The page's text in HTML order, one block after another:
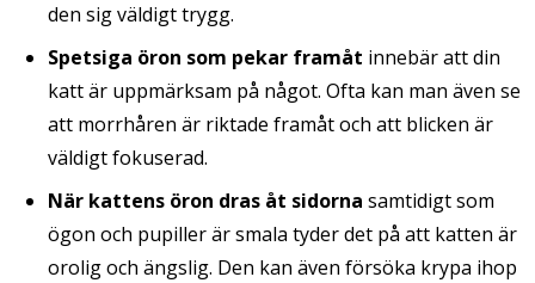
den sig väldigt trygg.
Spetsiga öron som pekar framåt innebär att din
katt är uppmärksam på något. Ofta kan man även se
att morrhåren är riktade framåt och att blicken är
väldigt fokuserad.
När kattens öron dras åt sidorna samtidigt som
ögon och pupiller är smala tyder det på att katten är
orolig och ängslig. Den kan även försöka krypa ihop